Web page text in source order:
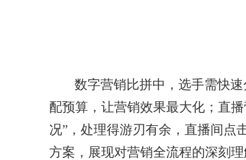
数字营销比拼中，选手需快
配预算，让营销效果最大化；直
况”，处理得游刃有余，直播间点
方案，展现对营销全流程的深刻理